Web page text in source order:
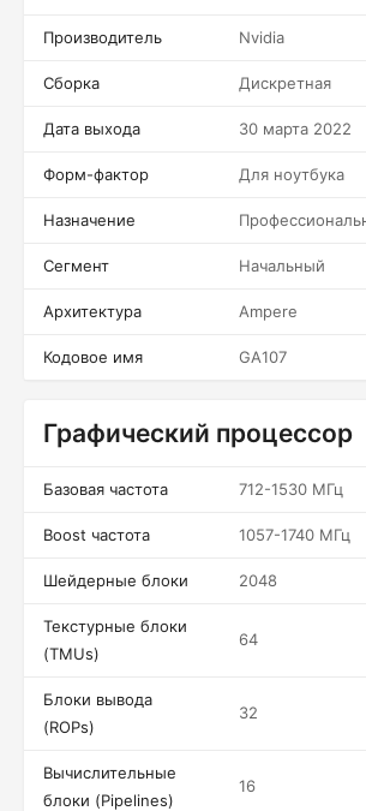
Производитель Nvidia
Сборка Дискретная
Дата выхода 30 марта 2022
Форм-фактор Для ноутбука
Назначение
Сегмент Начальный
Архитектура Ampere
Кодовое имя GA107
Графический процессор
Базовая частота 712-1530 МГц
Boost частота 1057-1740 МГц
Шейдерные блоки 2048
Текстурные блоки
(TMUs)
64
Блоки вывода
(ROPs)
32
Вычислительные
блоки (Pipelines)
16